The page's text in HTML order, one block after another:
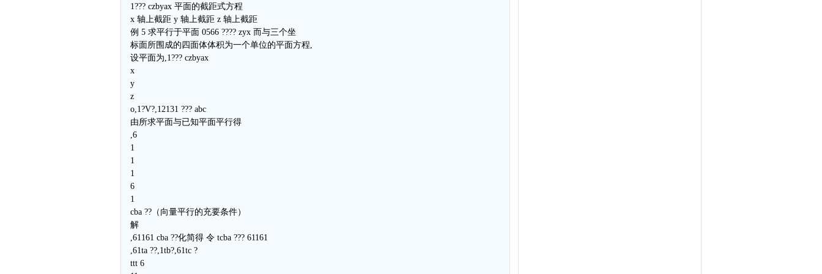
1??? czbyax 平面的截距式方程
x 轴上截距 y 轴上截距 z 轴上截距
例 5 求平行于平面 0566 ???? zyx 而与三个坐
标面所围成的四面体体积为一个单位的平面方程,
设平面为,1??? czbyax
x
y
z
o,1?V?,12131 ??? abc
由所求平面与已知平面平行得
,6
1
1
1
6
1
cba ??（向量平行的充要条件）
解
,61161 cba ??化简得 令 tcba ??? 61161
,61ta ??,1tb?,61tc ?
ttt 6